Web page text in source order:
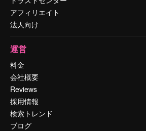
アフィリエイト
法人向け
運営
料金
会社概要
Reviews
採用情報
検索トレンド
ブログ